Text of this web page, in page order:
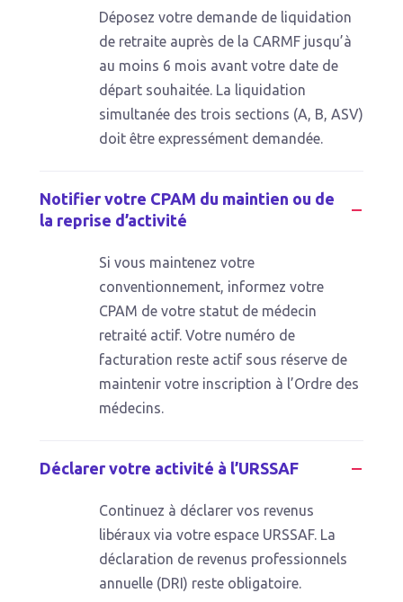
Déposez votre demande de liquidation
de retraite auprès de la CARMF jusqu’à
au moins 6 mois avant votre date de
départ souhaitée. La liquidation
simultanée des trois sections (A, B, ASV)
doit être expressément demandée.
Notifier votre CPAM du maintien ou de
la reprise d’activité
Si vous maintenez votre
conventionnement, informez votre
CPAM de votre statut de médecin
retraité actif. Votre numéro de
facturation reste actif sous réserve de
maintenir votre inscription à l’Ordre des
médecins.
Déclarer votre activité à l’URSSAF
Continuez à déclarer vos revenus
libéraux via votre espace URSSAF. La
déclaration de revenus professionnels
annuelle (DRI) reste obligatoire.